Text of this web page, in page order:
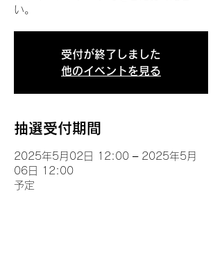
い。
受付が終了しました
他のイベントを見る
抽選受付期間
2025年5月02日 12:00 – 2025年5月
06日 12:00
予定